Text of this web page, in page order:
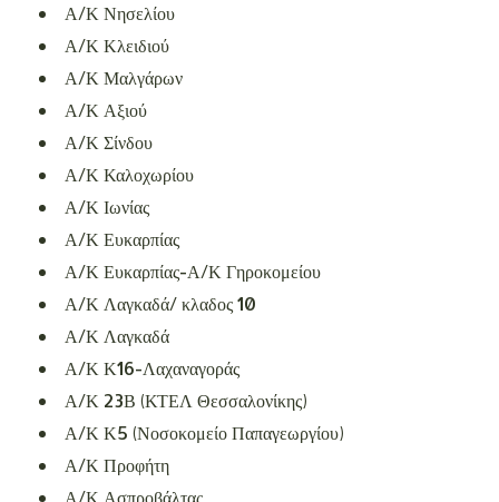
Α/Κ Νησελίου
Α/Κ Κλειδιού
Α/Κ Μαλγάρων
Α/Κ Αξιού
Α/Κ Σίνδου
Α/Κ Καλοχωρίου
Α/Κ Ιωνίας
Α/Κ Ευκαρπίας
Α/Κ Ευκαρπίας-Α/Κ Γηροκομείου
Α/Κ Λαγκαδά/ κλαδος 10
Α/Κ Λαγκαδά
Α/Κ Κ16-Λαχαναγοράς
Α/Κ 23Β (ΚΤΕΛ Θεσσαλονίκης)
Α/Κ Κ5 (Νοσοκομείο Παπαγεωργίου)
Α/Κ Προφήτη
Α/Κ Ασπροβάλτας